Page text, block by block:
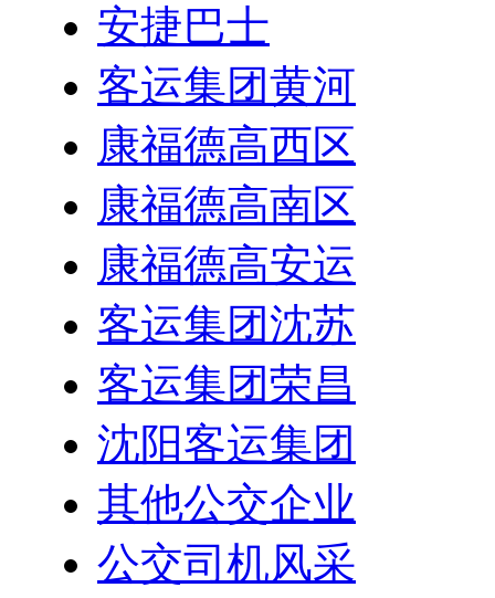
安捷巴士
客运集团黄河
康福德高西区
康福德高南区
康福德高安运
客运集团沈苏
客运集团荣昌
沈阳客运集团
其他公交企业
公交司机风采